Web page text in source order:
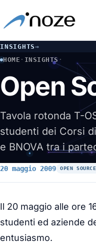
INSIGHTS→
HOME · INSIGHTS ·
OPEN SOURCE: AZIENDE
Open
Tavola rotonda T-
studenti dei Corsi
e BNOVA tra i
20 maggio 2009 OPEN SOURCE
Il 20 maggio alle ore
studenti ed aziende
entusiasmo.